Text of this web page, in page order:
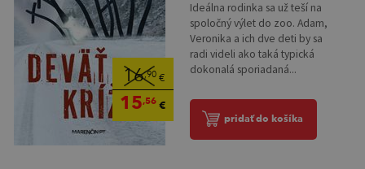
16,90€
15,56€
Ideálna rodinka sa už teší na
spoločný výlet do zoo. Adam,
Veronika a ich dve deti by sa
radi videli ako taká typická
dokonalá sporiadaná...
pridať do košíka